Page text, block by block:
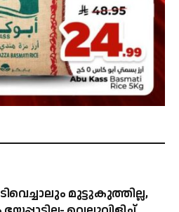
മുട്ടുകുത്തില്ല,